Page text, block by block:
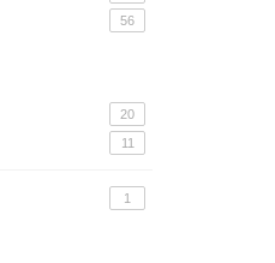
56
20
11
1